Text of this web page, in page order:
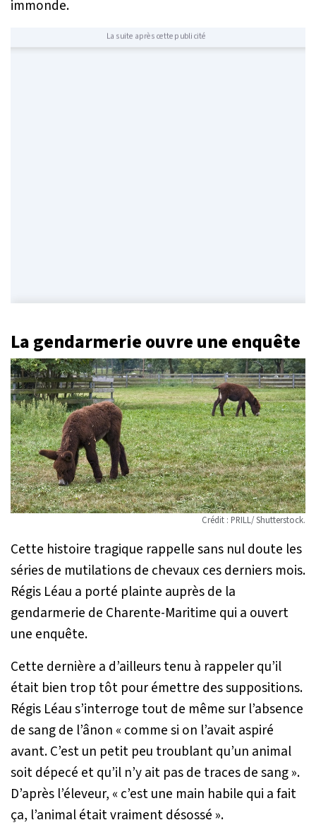
immonde.
La suite après cette publicité
La gendarmerie ouvre une enquête
Crédit : PRILL/ Shutterstock.
Cette histoire tragique rappelle sans nul doute les
séries de mutilations de chevaux ces derniers mois.
Régis Léau a porté plainte auprès de la
gendarmerie de Charente-Maritime qui a ouvert
une enquête.
Cette dernière a d’ailleurs tenu à rappeler qu’il
était bien trop tôt pour émettre des suppositions.
Régis Léau s’interroge tout de même sur l’absence
de sang de l’ânon « comme si on l’avait aspiré
avant. C’est un petit peu troublant qu’un animal
soit dépecé et qu’il n’y ait pas de traces de sang».
D’après l’éleveur, « c’est une main habile qui a fait
ça, l’animal était vraiment désossé ».